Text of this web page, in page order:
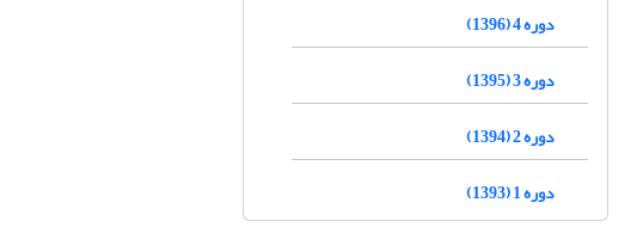
دوره 4 (1396)
دوره 3 (1395)
دوره 2 (1394)
دوره 1 (1393)